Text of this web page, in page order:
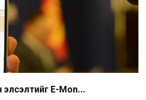
элсэлтийг E-Mon...